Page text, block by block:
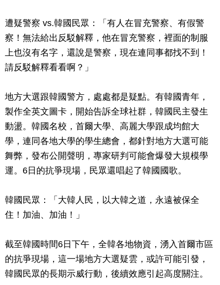
遭疑警察 vs.韓國民眾：「有人在冒充警察、有假警
察！無法給出反駁解釋，他在冒充警察，裡面的制服
上也沒有名字，還說是警察，現在連同事都找不到！
請反駁解釋看看啊？」
地方大選跟韓國警方，處處都是疑點。有韓國青年，
製作全英文圖卡，開始告訴全球社群，韓國民主發生
動盪。韓國名校，首爾大學、高麗大學跟成均館大
學，連同各地大學的學生總會，都針對地方大選可能
舞弊，發布公開聲明，專家研判可能會爆發大規模學
運。6日的抗爭現場，民眾還唱起了韓國國歌。
韓國民眾：「大韓人民，以大韓之道，永遠被保全
住！加油、加油！」
截至韓國時間6日下午，全韓各地物資，湧入首爾市區
的抗爭現場，這一場地方大選疑雲，或許可能引發，
韓國民眾的長期示威行動，後續效應引起高度關注。